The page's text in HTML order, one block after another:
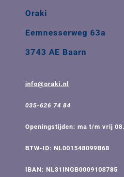
Oraki
Eemnesserweg 63a
3743 AE Baarn
info@oraki.nl
035-626 74 84
Openingstijden: ma t/m vrij
BTW-ID: NL001548099B68
IBAN: NL31INGB0009103785